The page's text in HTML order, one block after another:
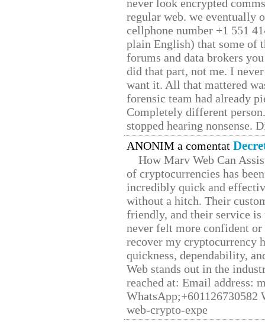
never look encrypted
regular web. we eventually
cellphone number +1 551
plain English) that some of
forums and data brokers
did that part, not me. I
want it. All that mattered
forensic team had already
Completely different
stopped hearing nonsense.
ANONIM a comentat
How Marv Web Can
of cryptocurrencies has
incredibly quick and
without a hitch. Their
friendly, and their service
never felt more confident
recover my cryptocurrency
quickness, dependability,
Web stands out in the
reached at: Email address:
web-crypto-expe